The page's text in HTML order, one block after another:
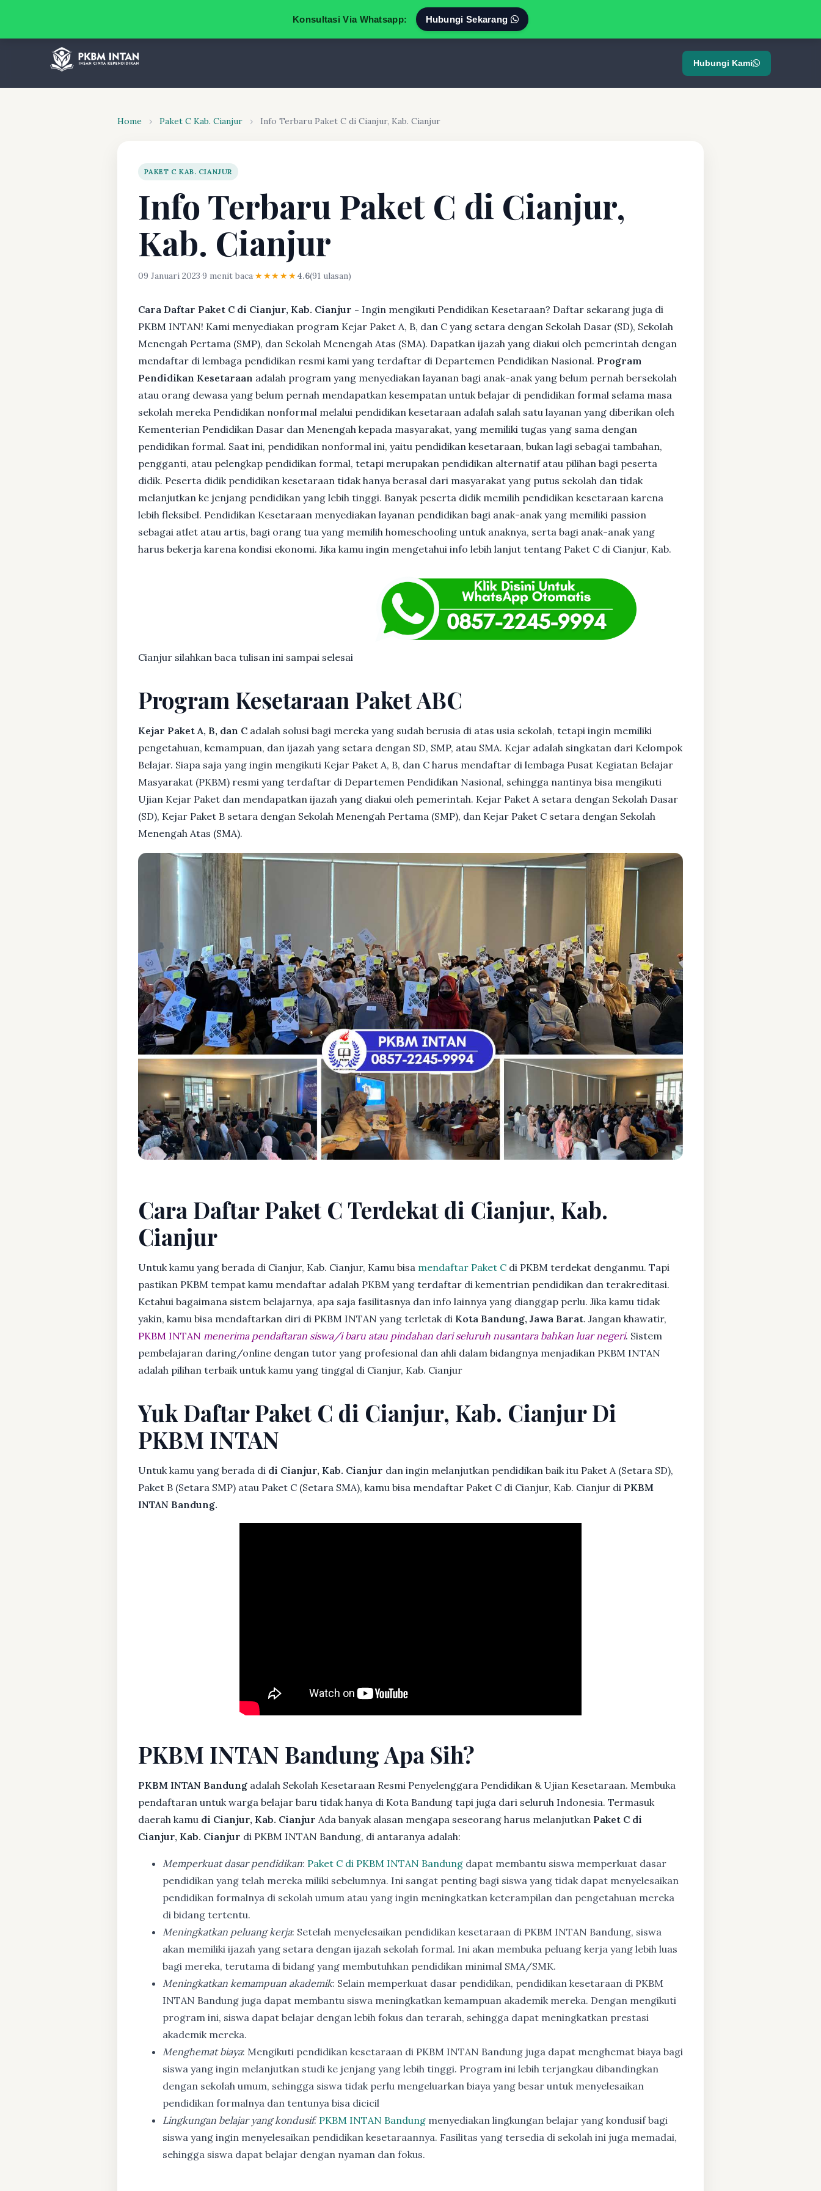
Konsultasi Via Whatsapp: Hubungi Sekarang
Hubungi Kami
Home › Paket C Kab. Cianjur › Info Terbaru Paket C di Cianjur, Kab. Cianjur
PAKET C KAB. CIANJUR
Info Terbaru Paket C di Cianjur,
Kab. Cianjur
09 Januari 2023·9 menit baca·★★★★★4.6(91 ulasan)
Cara Daftar Paket C di Cianjur, Kab. Cianjur - Ingin mengikuti Pendidikan Kesetaraan? Daftar sekarang juga di
PKBM INTAN! Kami menyediakan program Kejar Paket A, B, dan C yang setara dengan Sekolah Dasar (SD), Sekolah
Menengah Pertama (SMP), dan Sekolah Menengah Atas (SMA). Dapatkan ijazah yang diakui oleh pemerintah dengan
mendaftar di lembaga pendidikan resmi kami yang terdaftar di Departemen Pendidikan Nasional. Program
Pendidikan Kesetaraan adalah program yang menyediakan layanan bagi anak-anak yang belum pernah bersekolah
atau orang dewasa yang belum pernah mendapatkan kesempatan untuk belajar di pendidikan formal selama masa
sekolah mereka Pendidikan nonformal melalui pendidikan kesetaraan adalah salah satu layanan yang diberikan oleh
Kementerian Pendidikan Dasar dan Menengah kepada masyarakat, yang memiliki tugas yang sama dengan
pendidikan formal. Saat ini, pendidikan nonformal ini, yaitu pendidikan kesetaraan, bukan lagi sebagai tambahan,
pengganti, atau pelengkap pendidikan formal, tetapi merupakan pendidikan alternatif atau pilihan bagi peserta
didik. Peserta didik pendidikan kesetaraan tidak hanya berasal dari masyarakat yang putus sekolah dan tidak
melanjutkan ke jenjang pendidikan yang lebih tinggi. Banyak peserta didik memilih pendidikan kesetaraan karena
lebih fleksibel. Pendidikan Kesetaraan menyediakan layanan pendidikan bagi anak-anak yang memiliki passion
sebagai atlet atau artis, bagi orang tua yang memilih homeschooling untuk anaknya, serta bagi anak-anak yang
harus bekerja karena kondisi ekonomi. Jika kamu ingin mengetahui info lebih lanjut tentang Paket C di Cianjur, Kab.
Cianjur silahkan baca tulisan ini sampai selesai
Program Kesetaraan Paket ABC
Kejar Paket A, B, dan C adalah solusi bagi mereka yang sudah berusia di atas usia sekolah, tetapi ingin memiliki
pengetahuan, kemampuan, dan ijazah yang setara dengan SD, SMP, atau SMA. Kejar adalah singkatan dari Kelompok
Belajar. Siapa saja yang ingin mengikuti Kejar Paket A, B, dan C harus mendaftar di lembaga Pusat Kegiatan Belajar
Masyarakat (PKBM) resmi yang terdaftar di Departemen Pendidikan Nasional, sehingga nantinya bisa mengikuti
Ujian Kejar Paket dan mendapatkan ijazah yang diakui oleh pemerintah. Kejar Paket A setara dengan Sekolah Dasar
(SD), Kejar Paket B setara dengan Sekolah Menengah Pertama (SMP), dan Kejar Paket C setara dengan Sekolah
Menengah Atas (SMA).
Cara Daftar Paket C Terdekat di Cianjur, Kab.
Cianjur
Untuk kamu yang berada di Cianjur, Kab. Cianjur, Kamu bisa mendaftar Paket C di PKBM terdekat denganmu. Tapi
pastikan PKBM tempat kamu mendaftar adalah PKBM yang terdaftar di kementrian pendidikan dan terakreditasi.
Ketahui bagaimana sistem belajarnya, apa saja fasilitasnya dan info lainnya yang dianggap perlu. Jika kamu tidak
yakin, kamu bisa mendaftarkan diri di PKBM INTAN yang terletak di Kota Bandung, Jawa Barat. Jangan khawatir,
PKBM INTAN menerima pendaftaran siswa/i baru atau pindahan dari seluruh nusantara bahkan luar negeri. Sistem
pembelajaran daring/online dengan tutor yang profesional dan ahli dalam bidangnya menjadikan PKBM INTAN
adalah pilihan terbaik untuk kamu yang tinggal di Cianjur, Kab. Cianjur
Yuk Daftar Paket C di Cianjur, Kab. Cianjur Di
PKBM INTAN
Untuk kamu yang berada di di Cianjur, Kab. Cianjur dan ingin melanjutkan pendidikan baik itu Paket A (Setara SD),
Paket B (Setara SMP) atau Paket C (Setara SMA), kamu bisa mendaftar Paket C di Cianjur, Kab. Cianjur di PKBM
INTAN Bandung.
PKBM INTAN Bandung Apa Sih?
PKBM INTAN Bandung adalah Sekolah Kesetaraan Resmi Penyelenggara Pendidikan & Ujian Kesetaraan. Membuka
pendaftaran untuk warga belajar baru tidak hanya di Kota Bandung tapi juga dari seluruh Indonesia. Termasuk
daerah kamu di Cianjur, Kab. Cianjur Ada banyak alasan mengapa seseorang harus melanjutkan Paket C di
Cianjur, Kab. Cianjur di PKBM INTAN Bandung, di antaranya adalah:
Memperkuat dasar pendidikan: Paket C di PKBM INTAN Bandung dapat membantu siswa memperkuat dasar
pendidikan yang telah mereka miliki sebelumnya. Ini sangat penting bagi siswa yang tidak dapat menyelesaikan
pendidikan formalnya di sekolah umum atau yang ingin meningkatkan keterampilan dan pengetahuan mereka
di bidang tertentu.
Meningkatkan peluang kerja: Setelah menyelesaikan pendidikan kesetaraan di PKBM INTAN Bandung, siswa
akan memiliki ijazah yang setara dengan ijazah sekolah formal. Ini akan membuka peluang kerja yang lebih luas
bagi mereka, terutama di bidang yang membutuhkan pendidikan minimal SMA/SMK.
Meningkatkan kemampuan akademik: Selain memperkuat dasar pendidikan, pendidikan kesetaraan di PKBM
INTAN Bandung juga dapat membantu siswa meningkatkan kemampuan akademik mereka. Dengan mengikuti
program ini, siswa dapat belajar dengan lebih fokus dan terarah, sehingga dapat meningkatkan prestasi
akademik mereka.
Menghemat biaya: Mengikuti pendidikan kesetaraan di PKBM INTAN Bandung juga dapat menghemat biaya bagi
siswa yang ingin melanjutkan studi ke jenjang yang lebih tinggi. Program ini lebih terjangkau dibandingkan
dengan sekolah umum, sehingga siswa tidak perlu mengeluarkan biaya yang besar untuk menyelesaikan
pendidikan formalnya dan tentunya bisa dicicil
Lingkungan belajar yang kondusif: PKBM INTAN Bandung menyediakan lingkungan belajar yang kondusif bagi
siswa yang ingin menyelesaikan pendidikan kesetaraannya. Fasilitas yang tersedia di sekolah ini juga memadai,
sehingga siswa dapat belajar dengan nyaman dan fokus.